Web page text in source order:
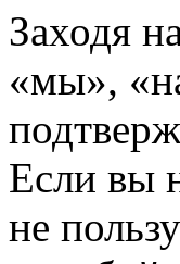
Заходя
«мы»,
Если вы
не